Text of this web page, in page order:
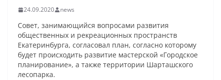
24.09.2020 news
Совет, занимающийся вопросами развития
общественных и рекреационных пространств
Екатеринбурга, согласовал план, согласно которому
будет происходить развитие мастерской «Городское
планирование», а также территории Шарташского
лесопарка.